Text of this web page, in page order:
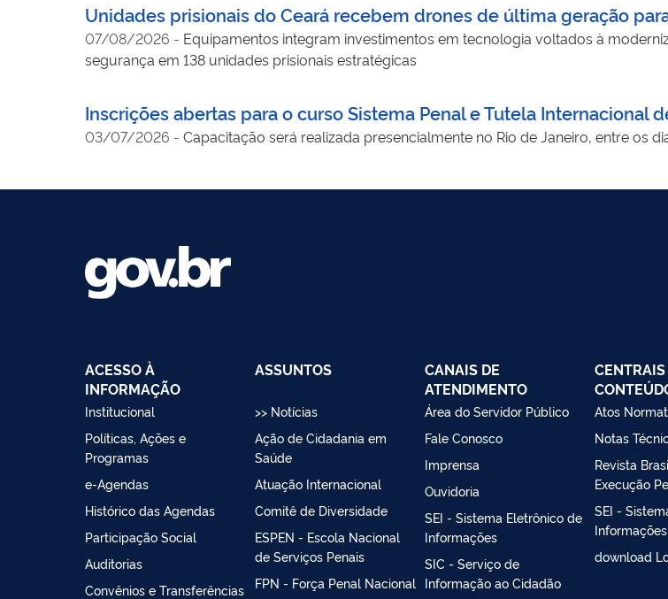
Unidades prisionais do Ceará recebem drones de última geração
07/08/2026 - Equipamentos integram investimentos em tecnologia voltados à
segurança em 138 unidades prisionais estratégicas
Inscrições abertas para o curso Sistema Penal e Tutela Internacional
03/07/2026 - Capacitação será realizada presencialmente no Rio de Janeiro, entre os
ACESSO À
INFORMAÇÃO
Institucional
Políticas, Ações e
Programas
e-Agendas
Histórico das Agendas
Participação Social
Auditorias
Convênios e Transferências
ASSUNTOS
>> Notícias
Ação de Cidadania em
Saúde
Atuação Internacional
Comitê de Diversidade
ESPEN - Escola Nacional
de Serviços Penais
FPN - Força Penal Nacional
CANAIS DE
ATENDIMENTO
Área do Servidor Público
Fale Conosco
Imprensa
Ouvidoria
SEI - Sistema Eletrônico de
Informações
SIC - Serviço de
Informação ao Cidadão
CENTRAIS
Atos
Notas
Revista
Execução
SEI -
Informações
download